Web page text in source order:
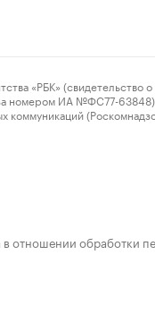
(свидетельство о
ИА №ФС77-63848)
коммуникаций
в отношении обработки